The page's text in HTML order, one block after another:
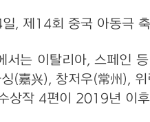
, 제14회 중국 아동극
서는 이탈리아, 스페인
(嘉兴), 창저우(常州),
상작 4편이 2019년 이